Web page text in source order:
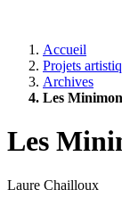
Accueil
Projets
Archives
Les
Les
Laure Chailloux